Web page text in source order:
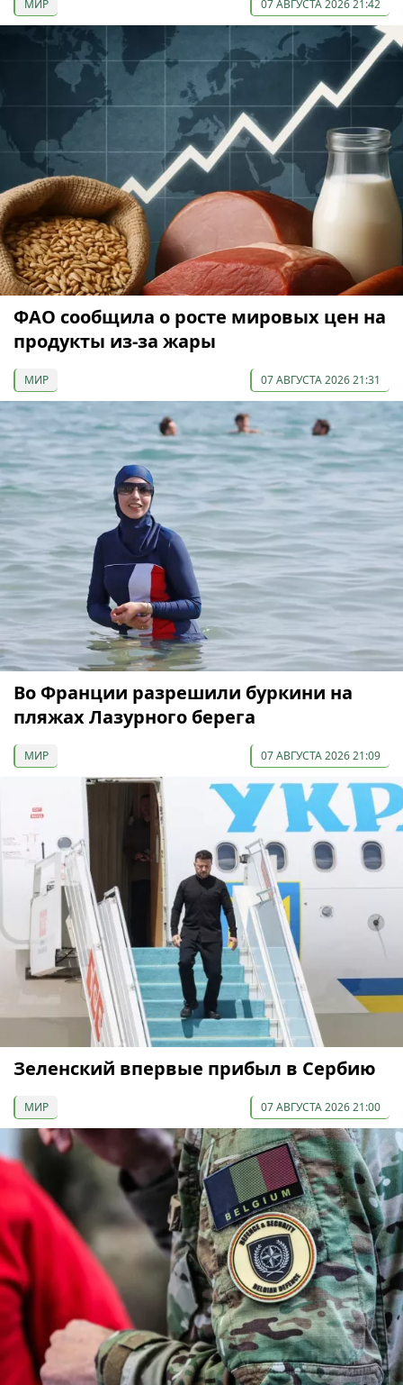
МИР 07 АВГУСТА 2026 21:42
ФАО сообщила о росте мировых цен на
продукты из-за жары
МИР 07 АВГУСТА 2026 21:31
Во Франции разрешили буркини на
пляжах Лазурного берега
МИР 07 АВГУСТА 2026 21:09
Зеленский впервые прибыл в Сербию
МИР 07 АВГУСТА 2026 21:00